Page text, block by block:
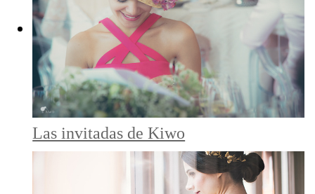
Las invitadas de Kiwo